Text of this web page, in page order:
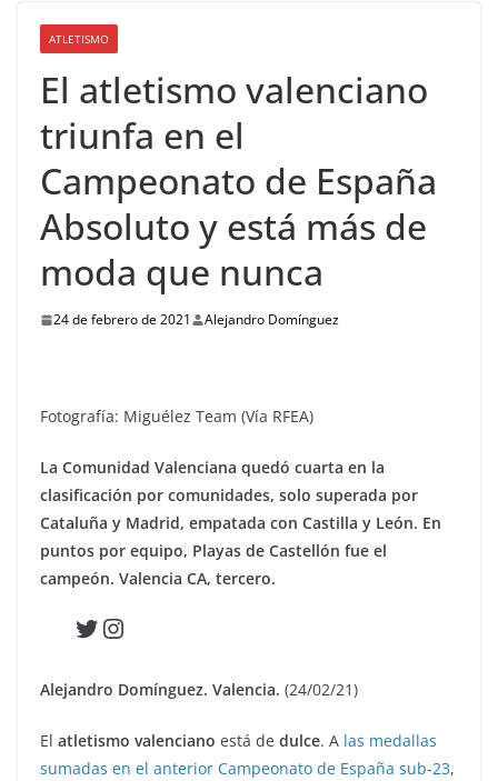
ATLETISMO
El atletismo valenciano
triunfa en el
Campeonato de España
Absoluto y está más de
moda que nunca
24 de febrero de 2021 Alejandro Domínguez
Fotografía: Miguélez Team (Vía RFEA)
La Comunidad Valenciana quedó cuarta en la
clasificación por comunidades, solo superada por
Cataluña y Madrid, empatada con Castilla y León. En
puntos por equipo, Playas de Castellón fue el
campeón. Valencia CA, tercero.
Twitter
Instagram
Alejandro Domínguez. Valencia. (24/02/21)
El atletismo valenciano está de dulce. A las medallas
sumadas en el anterior Campeonato de España sub-23,